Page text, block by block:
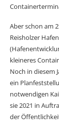
Aber schon am
Reisholzer
kleineres
Noch in diesem
ein
notwendigen
sie 2021 in
der